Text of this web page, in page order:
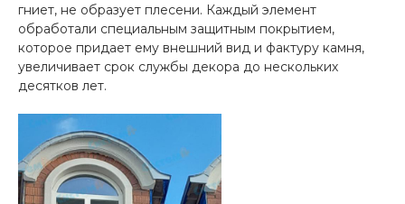
гниет, не образует плесени. Каждый элемент
обработали специальным защитным покрытием,
которое придает ему внешний вид и фактуру камня,
увеличивает срок службы декора до нескольких
десятков лет.